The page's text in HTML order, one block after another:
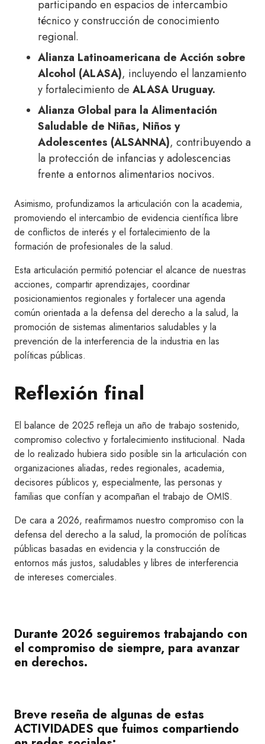
participando en espacios de intercambio
técnico y construcción de conocimiento
regional.
Alianza Latinoamericana de Acción sobre
Alcohol (ALASA), incluyendo el lanzamiento
y fortalecimiento de ALASA Uruguay.
Alianza Global para la Alimentación
Saludable de Niñas, Niños y
Adolescentes (ALSANNA), contribuyendo a
la protección de infancias y adolescencias
frente a entornos alimentarios nocivos.
Asimismo, profundizamos la articulación con la academia,
promoviendo el intercambio de evidencia científica libre
de conflictos de interés y el fortalecimiento de la
formación de profesionales de la salud.
Esta articulación permitió potenciar el alcance de nuestras
acciones, compartir aprendizajes, coordinar
posicionamientos regionales y fortalecer una agenda
común orientada a la defensa del derecho a la salud, la
promoción de sistemas alimentarios saludables y la
prevención de la interferencia de la industria en las
políticas públicas.
Reflexión final
El balance de 2025 refleja un año de trabajo sostenido,
compromiso colectivo y fortalecimiento institucional. Nada
de lo realizado hubiera sido posible sin la articulación con
organizaciones aliadas, redes regionales, academia,
decisores públicos y, especialmente, las personas y
familias que confían y acompañan el trabajo de OMIS.
De cara a 2026, reafirmamos nuestro compromiso con la
defensa del derecho a la salud, la promoción de políticas
públicas basadas en evidencia y la construcción de
entornos más justos, saludables y libres de interferencia
de intereses comerciales.
Durante 2026 seguiremos trabajando con
el compromiso de siempre, para avanzar
en derechos.
Breve reseña de algunas de estas
ACTIVIDADES que fuimos compartiendo